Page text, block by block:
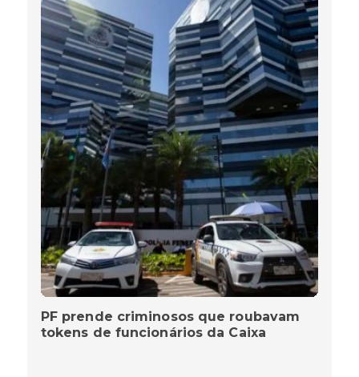
PF prende criminosos que roubavam
tokens de funcionários da Caixa